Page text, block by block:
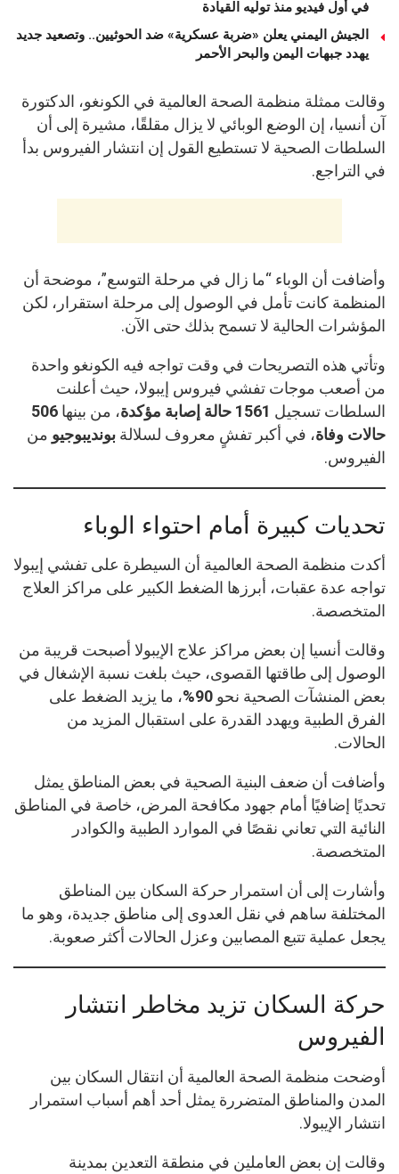
في أول فيديو منذ توليه القيادة
الجيش اليمني يعلن «ضربة عسكرية» ضد الحوثيين.. وتصعيد جديد
يهدد جبهات اليمن والبحر الأحمر
وقالت ممثلة منظمة الصحة العالمية في الكونغو، الدكتورة
آن أنسيا، إن الوضع الوبائي لا يزال مقلقًا، مشيرة إلى أن
السلطات الصحية لا تستطيع القول إن انتشار الفيروس بدأ
في التراجع.
وأضافت أن الوباء “ما زال في مرحلة التوسع”، موضحة أن
المنظمة كانت تأمل في الوصول إلى مرحلة استقرار، لكن
المؤشرات الحالية لا تسمح بذلك حتى الآن.
وتأتي هذه التصريحات في وقت تواجه فيه الكونغو واحدة
من أصعب موجات تفشي فيروس إيبولا، حيث أعلنت
السلطات تسجيل 1561 حالة إصابة مؤكدة ، من بينها 506
حالات وفاة، في أكبر تفشٍ معروف لسلالة بونديبوجيو من
الفيروس.
تحديات كبيرة أمام احتواء الوباء
أكدت منظمة الصحة العالمية أن السيطرة على تفشي إيبولا
تواجه عدة عقبات، أبرزها الضغط الكبير على مراكز العلاج
المتخصصة.
وقالت أنسيا إن بعض مراكز علاج الإيبولا أصبحت قريبة من
الوصول إلى طاقتها القصوى، حيث بلغت نسبة الإشغال في
بعض المنشآت الصحية نحو 90%
، ما يزيد الضغط على
الفرق الطبية ويهدد القدرة على استقبال المزيد من
الحالات.
وأضافت أن ضعف البنية الصحية في بعض المناطق يمثل
تحديًا إضافيًا أمام جهود مكافحة المرض، خاصة في المناطق
النائية التي تعاني نقصًا في الموارد الطبية والكوادر
المتخصصة.
وأشارت إلى أن استمرار حركة السكان بين المناطق
المختلفة ساهم في نقل العدوى إلى مناطق جديدة، وهو ما
يجعل عملية تتبع المصابين وعزل الحالات أكثر صعوبة.
حركة السكان تزيد مخاطر انتشار
الفيروس
أوضحت منظمة الصحة العالمية أن انتقال السكان بين
المدن والمناطق المتضررة يمثل أحد أهم أسباب استمرار
انتشار الإيبولا.
وقالت إن بعض العاملين في منطقة التعدين بمدينة